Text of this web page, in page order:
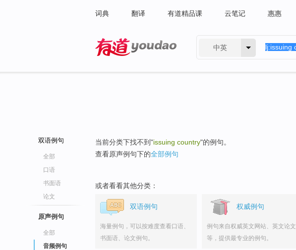
词典 翻译 有道精品课 云笔记 惠惠
中英
双语例句
全部
口语
书面语
论文
原声例句
全部
音频例句
当前分类下找不到"issuing country"的例句。
查看原声例句下的全部例句
或者看看其他分类：
双语例句
海量例句，可以按难度查看口语、
书面语、论文例句。
权威例句
例句来自权威英文网站、英文论文
等，提供最专业的例句。